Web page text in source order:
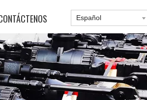
Español